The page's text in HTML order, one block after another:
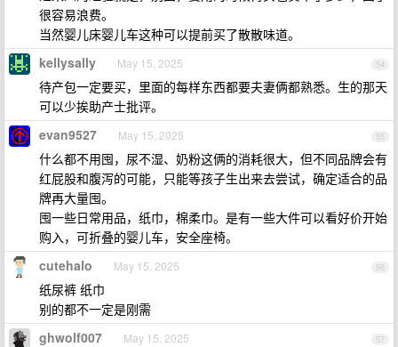
很容易浪费。
当然婴儿床婴儿车这种可以提前买了散散味道。
54
kellysally May 15, 2025
待产包一定要买，里面的每样东西都要夫妻俩都熟悉。生的那天
可以少挨助产士批评。
55
evan9527 May 15, 2025
什么都不用囤，尿不湿、奶粉这俩的消耗很大，但不同品牌会有
红屁股和腹泻的可能，只能等孩子生出来去尝试，确定适合的品
牌再大量囤。
囤一些日常用品，纸巾，棉柔巾。是有一些大件可以看好价开始
购入，可折叠的婴儿车，安全座椅。
56
cutehalo May 15, 2025
纸尿裤 纸巾
别的都不一定是刚需
57
ghwolf007 May 15, 2025